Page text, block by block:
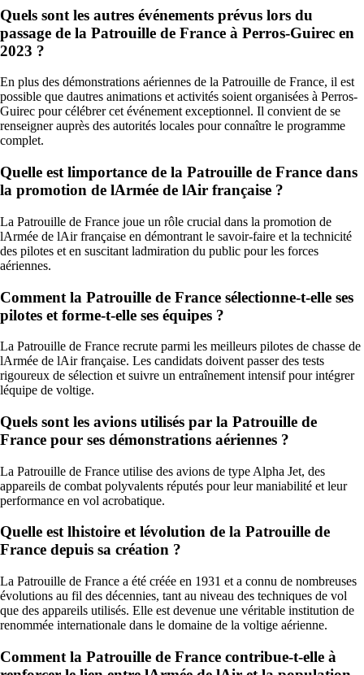
Quels sont les autres événements prévus lors du
passage de la Patrouille de France à Perros-Guirec en
2023 ?
En plus des démonstrations aériennes de la Patrouille de France, il est
possible que dautres animations et activités soient organisées à Perros-
Guirec pour célébrer cet événement exceptionnel. Il convient de se
renseigner auprès des autorités locales pour connaître le programme
complet.
Quelle est limportance de la Patrouille de France dans
la promotion de lArmée de lAir française ?
La Patrouille de France joue un rôle crucial dans la promotion de
lArmée de lAir française en démontrant le savoir-faire et la technicité
des pilotes et en suscitant ladmiration du public pour les forces
aériennes.
Comment la Patrouille de France sélectionne-t-elle ses
pilotes et forme-t-elle ses équipes ?
La Patrouille de France recrute parmi les meilleurs pilotes de chasse de
lArmée de lAir française. Les candidats doivent passer des tests
rigoureux de sélection et suivre un entraînement intensif pour intégrer
léquipe de voltige.
Quels sont les avions utilisés par la Patrouille de
France pour ses démonstrations aériennes ?
La Patrouille de France utilise des avions de type Alpha Jet, des
appareils de combat polyvalents réputés pour leur maniabilité et leur
performance en vol acrobatique.
Quelle est lhistoire et lévolution de la Patrouille de
France depuis sa création ?
La Patrouille de France a été créée en 1931 et a connu de nombreuses
évolutions au fil des décennies, tant au niveau des techniques de vol
que des appareils utilisés. Elle est devenue une véritable institution de
renommée internationale dans le domaine de la voltige aérienne.
Comment la Patrouille de France contribue-t-elle à